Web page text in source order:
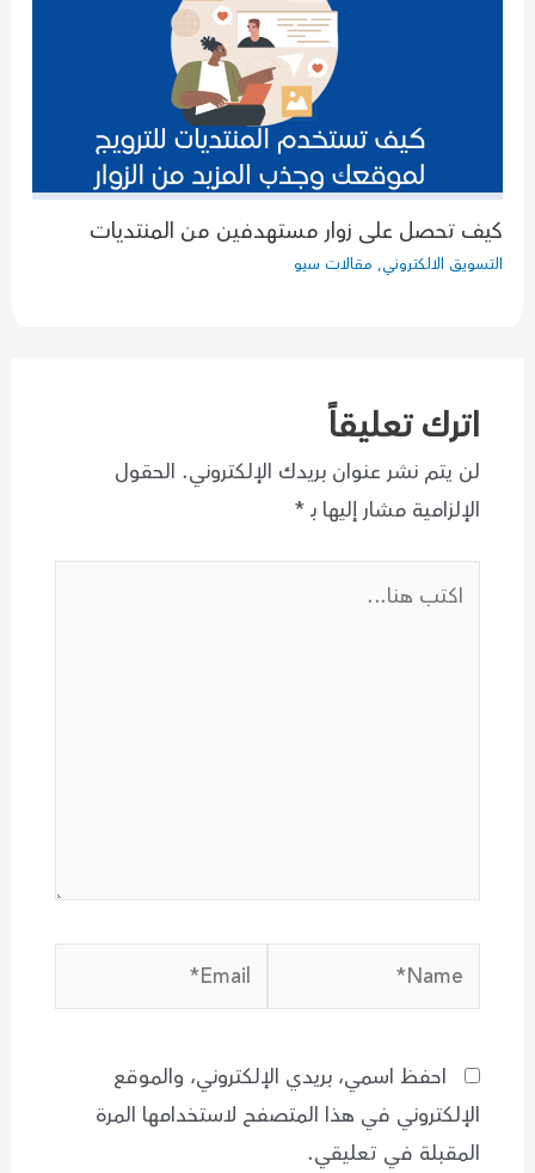
كيف تحصل على زوار مستهدفين من المنتديات
التسويق الالكتروني, مقالات سيو
اترك تعليقاً
لن يتم نشر عنوان بريدك الإلكتروني. الحقول
الإلزامية مشار إليها بـ*
اكتب
Email*
احفظ اسمي، بريدي الإلكتروني، والموقع
الإلكتروني في هذا المتصفح لاستخدامها المرة
المقبلة في تعليقي.